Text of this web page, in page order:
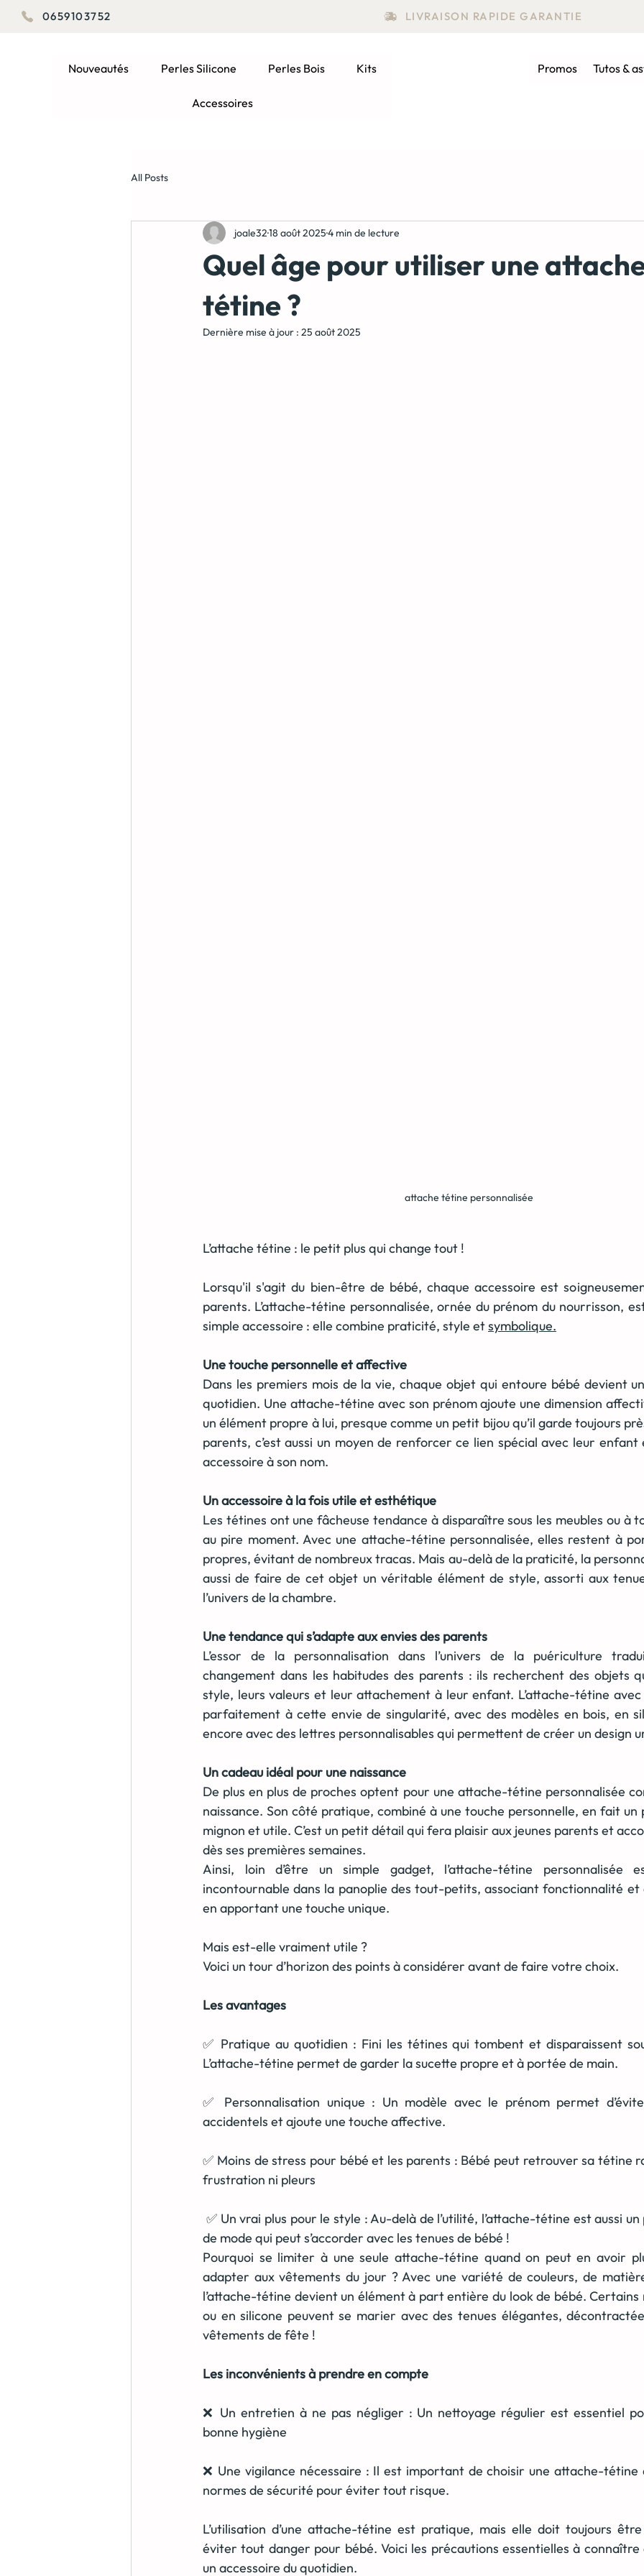
0659103752 LIVRAISON RAPIDE GARANTIE
Nouveautés Perles Silicone Perles Bois Kits
Accessoires
Promos Tutos &
All Posts
Quel âge pour utiliser une
tétine ?
joale3218 août 20254 min de lecture
Dernière mise à jour : 25 août 2025
attache tétine personnalisée
L’attache tétine : le petit plus qui change tout !
Lorsqu'il s'agit du bien-être de bébé, chaque accessoire est
parents. L’attache-tétine personnalisée, ornée du prénom du nourrisson,
simple accessoire : elle combine praticité, style et symbolique.
Une touche personnelle et affective
Dans les premiers mois de la vie, chaque objet qui entoure bébé devient
quotidien. Une attache-tétine avec son prénom ajoute une dimension
un élément propre à lui, presque comme un petit bijou qu’il garde toujours
parents, c’est aussi un moyen de renforcer ce lien spécial avec leur
accessoire à son nom.
Un accessoire à la fois utile et esthétique
Les tétines ont une fâcheuse tendance à disparaître sous les meubles ou à
au pire moment. Avec une attache-tétine personnalisée, elles restent à
propres, évitant de nombreux tracas. Mais au-delà de la praticité, la
aussi de faire de cet objet un véritable élément de style, assorti aux
l’univers de la chambre.
Une tendance qui s’adapte aux envies des parents
L’essor de la personnalisation dans l’univers de la puériculture
changement dans les habitudes des parents : ils recherchent des objets
style, leurs valeurs et leur attachement à leur enfant. L’attache-tétine
parfaitement à cette envie de singularité, avec des modèles en bois, en
encore avec des lettres personnalisables qui permettent de créer un design
Un cadeau idéal pour une naissance
De plus en plus de proches optent pour une attache-tétine personnalisée
naissance. Son côté pratique, combiné à une touche personnelle, en fait un
mignon et utile. C’est un petit détail qui fera plaisir aux jeunes parents et
dès ses premières semaines.
Ainsi, loin d’être un simple gadget, l’attache-tétine personnalisée
incontournable dans la panoplie des tout-petits, associant fonctionnalité
en apportant une touche unique.
Mais est-elle vraiment utile ?
Voici un tour d’horizon des points à considérer avant de faire votre choix.
Les avantages
✅ Pratique au quotidien : Fini les tétines qui tombent et disparaissent
L’attache-tétine permet de garder la sucette propre et à portée de main.
✅ Personnalisation unique : Un modèle avec le prénom permet
accidentels et ajoute une touche affective.
✅ Moins de stress pour bébé et les parents : Bébé peut retrouver sa tétine
frustration ni pleurs
✅ Un vrai plus pour le style : Au-delà de l’utilité, l’attache-tétine est aussi
de mode qui peut s’accorder avec les tenues de bébé !
Pourquoi se limiter à une seule attache-tétine quand on peut en avoir
adapter aux vêtements du jour ? Avec une variété de couleurs, de
l’attache-tétine devient un élément à part entière du look de bébé. Certains
ou en silicone peuvent se marier avec des tenues élégantes,
vêtements de fête !
Les inconvénients à prendre en compte
❌ Un entretien à ne pas négliger : Un nettoyage régulier est essentiel
bonne hygiène
❌ Une vigilance nécessaire : Il est important de choisir une attache-tétine
normes de sécurité pour éviter tout risque.
L’utilisation d’une attache-tétine est pratique, mais elle doit toujours
éviter tout danger pour bébé. Voici les précautions essentielles à connaître
un accessoire du quotidien.